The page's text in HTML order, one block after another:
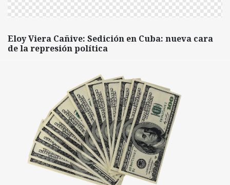
Eloy Viera Cañive: Sedición en Cuba: nueva cara
de la represión política